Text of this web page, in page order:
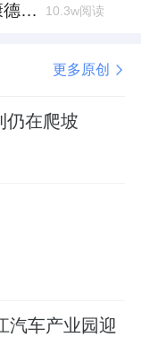
从“市梦率”到“硬实力”：药明康德如何用业绩填平2021年估值鸿沟？ 10.3w阅读
更多原创
仍在爬坡
汽车产业园迎